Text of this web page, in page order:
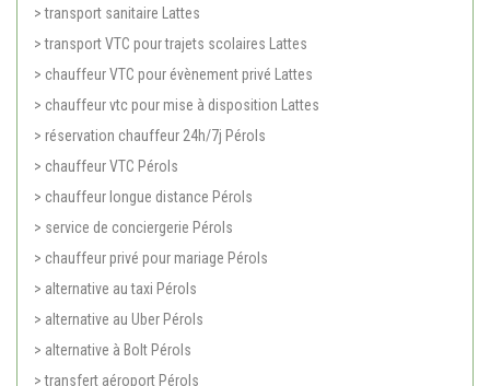
> transport sanitaire Lattes
> transport VTC pour trajets scolaires Lattes
> chauffeur VTC pour évènement privé Lattes
> chauffeur vtc pour mise à disposition Lattes
> réservation chauffeur 24h/7j Pérols
> chauffeur VTC Pérols
> chauffeur longue distance Pérols
> service de conciergerie Pérols
> chauffeur privé pour mariage Pérols
> alternative au taxi Pérols
> alternative au Uber Pérols
> alternative à Bolt Pérols
> transfert aéroport Pérols